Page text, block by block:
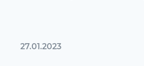
27.01.2023